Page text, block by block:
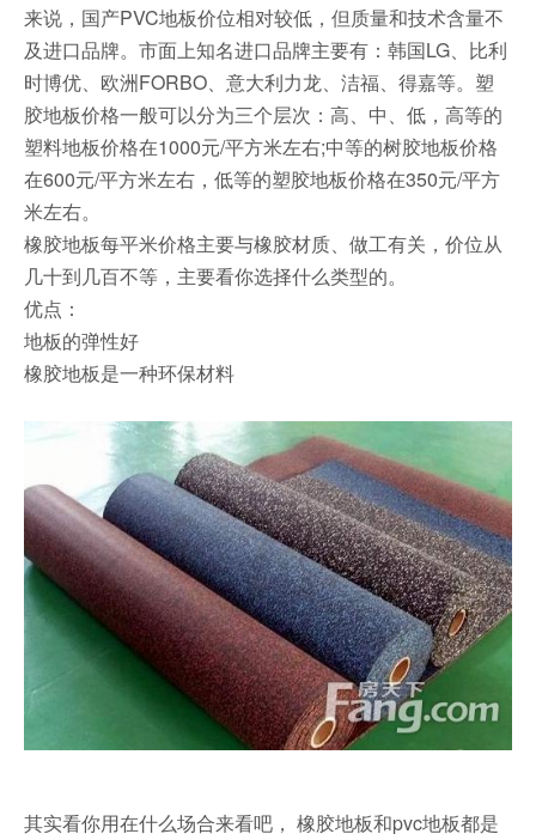
来说，国产PVC地板价位相对较低，但质量和技术含量不
及进口品牌。市面上知名进口品牌主要有：韩国LG、比利
时博优、欧洲FORBO、意大利力龙、洁福、得嘉等。塑
胶地板价格一般可以分为三个层次：高、中、低，高等的
塑料地板价格在1000元/平方米左右;中等的树胶地板价格
在600元/平方米左右，低等的塑胶地板价格在350元/平方
米左右。
橡胶地板每平米价格主要与橡胶材质、做工有关，价位从
几十到几百不等，主要看你选择什么类型的。
优点：
地板的弹性好
橡胶地板是一种环保材料
其实看你用在什么场合来看吧， 橡胶地板和pvc地板都是